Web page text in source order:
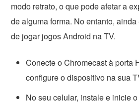
modo retrato, o que pode afetar a
de alguma forma. No entanto,
de jogar jogos Android na TV.
Conecte o Chromecast à porta
configure o dispositivo na sua
No seu celular, instale e inicie